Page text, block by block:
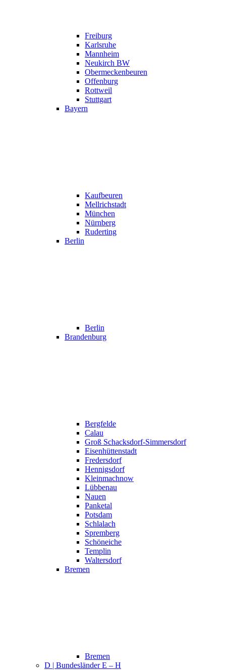
Freiburg
Karlsruhe
Mannheim
Neukirch BW
Obermeckenbeuren
Offenburg
Rottweil
Stuttgart
Bayern
Kaufbeuren
Mellrichstadt
München
Nürnberg
Ruderting
Berlin
Berlin
Brandenburg
Bergfelde
Calau
Groß Schacksdorf-Simmersdorf
Eisenhüttenstadt
Fredersdorf
Hennigsdorf
Kleinmachnow
Lübbenau
Nauen
Panketal
Potsdam
Schlalach
Spremberg
Schöneiche
Templin
Waltersdorf
Bremen
Bremen
D | Bundesländer E – H